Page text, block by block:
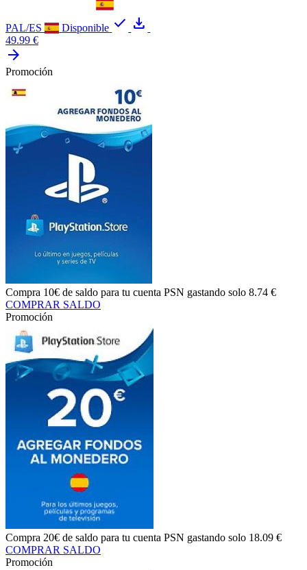
PAL/ES Disponible check download
49.99 €
arrow_forward
Promoción
Compra 10€ de saldo para tu cuenta PSN gastando solo 8.74 €
COMPRAR SALDO
Promoción
Compra 20€ de saldo para tu cuenta PSN gastando solo 18.09 €
COMPRAR SALDO
Promoción